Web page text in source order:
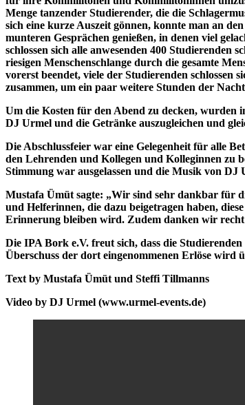
Menge tanzender Studierender, die die
sich eine kurze Auszeit gönnen, konnte man an
munteren Gesprächen genießen, in denen viel
schlossen sich alle anwesenden 400 Studierenden
riesigen Menschenschlange durch die gesamte
vorerst beendet, viele der Studierenden schlossen
zusammen, um ein paar weitere Stunden der
Um die Kosten für den Abend zu decken, wurden
DJ Urmel und die Getränke auszugleichen und
Die Abschlussfeier war eine Gelegenheit für alle
den Lehrenden und Kollegen und Kolleginnen zu
Stimmung war ausgelassen und die Musik von
Mustafa Ümüt sagte: „Wir sind sehr dankbar für
und Helferinnen, die dazu beigetragen haben,
Erinnerung bleiben wird. Zudem danken wir
Die IPA Bork e.V. freut sich, dass die
Überschuss der dort eingenommenen Erlöse wird
Text by Mustafa Ümüt und Steffi Tillmanns
Video by DJ Urmel (www.urmel-events.de)